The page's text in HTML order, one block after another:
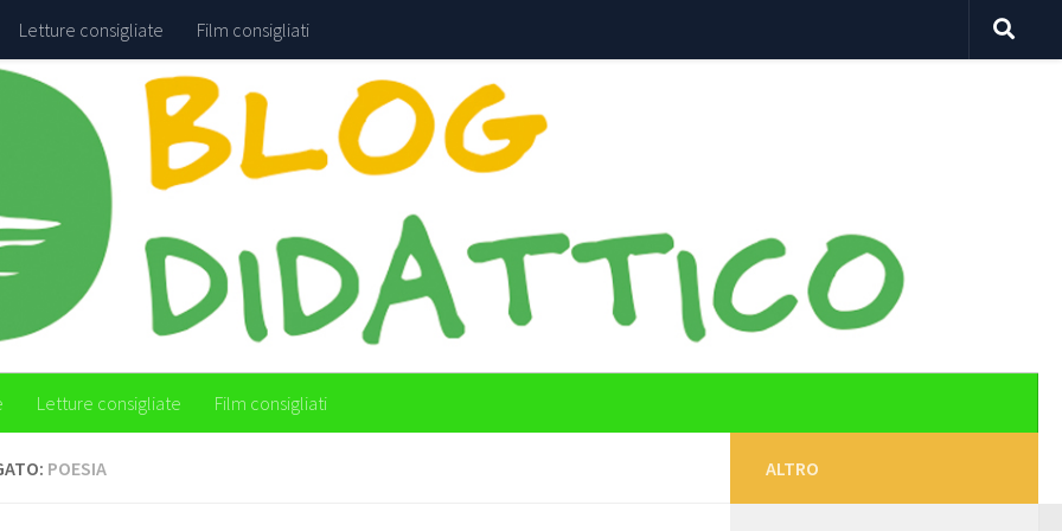
Letture consigliate Film consigliati
Letture consigliate Film consigliati
POESIA ALTRO